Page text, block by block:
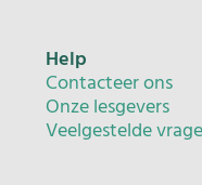
Help
Contacteer ons
Onze lesgevers
Veelgestelde